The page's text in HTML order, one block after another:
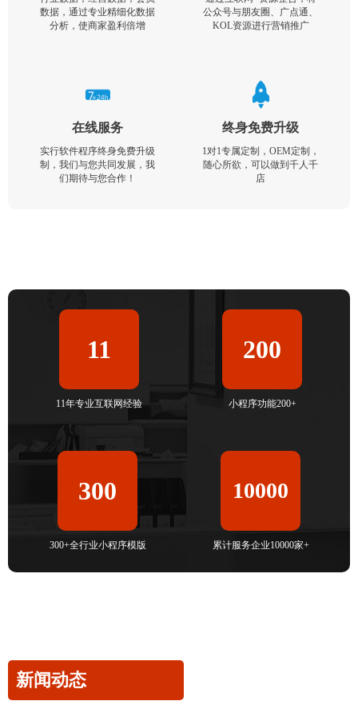
数据，通过专业精细化数据
分析，使商家盈利倍增
公众号与朋友圈、广点通、
KOL资源进行营销推广
在线服务
实行软件程序终身免费升级
制，我们与您共同发展，我
们期待与您合作！
终身免费升级
1对1专属定制，OEM定制，
随心所欲，可以做到千人千
店
11
11年专业互联网经验
200
小程序功能200+
300
300+全行业小程序模版
10000
累计服务企业10000家+
新闻动态